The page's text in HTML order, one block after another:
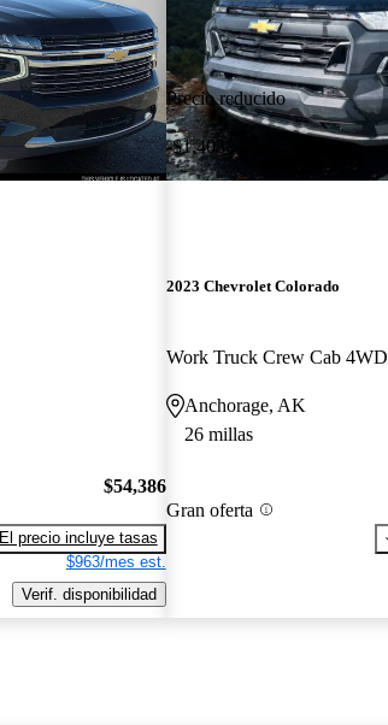
$54,386
El precio incluye tasas
$963/mes est.
Verif. disponibilidad
Precio reducido
-$1,403
2023 Chevrolet Colorado
Work Truck Crew Cab 4WD
Anchorage, AK
26 millas
Gran oferta